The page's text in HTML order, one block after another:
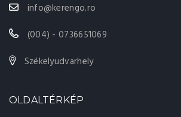
info@kerengo.ro
(004) - 0736651069
Székelyudvarhely
OLDALTÉRKÉP